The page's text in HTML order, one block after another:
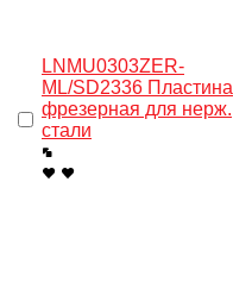
LNMU0303ZER-
ML/SD2336 Пластина
фрезерная для нерж.
стали